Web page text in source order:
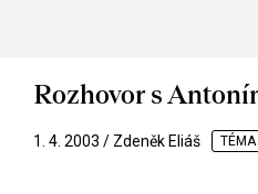
Rozhovor s
1. 4. 2003 / Zdeněk Eliáš TÉMA